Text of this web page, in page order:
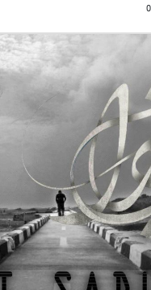
علی صدلی به نام تنهایی
0